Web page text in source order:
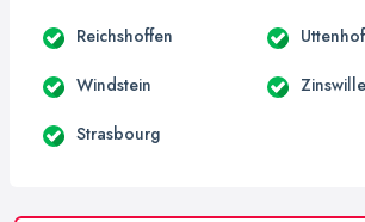
Reichshoffen
Windstein
Strasbourg